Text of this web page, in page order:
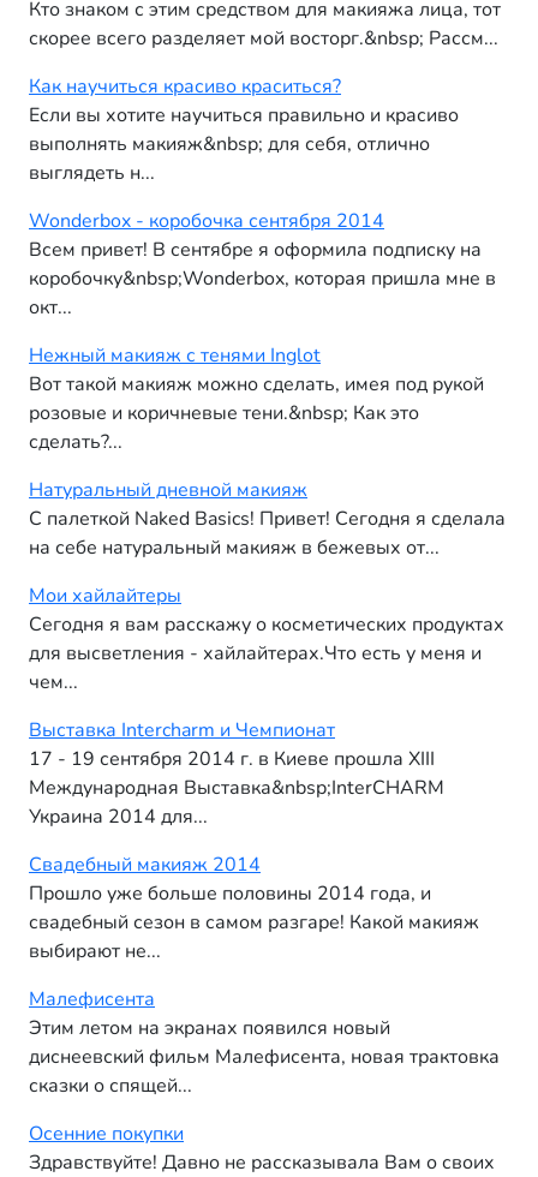
Кто знаком с этим средством для макияжа лица, тот
скорее всего разделяет мой восторг.&nbsp; Рассм...
Как научиться красиво краситься?
Если вы хотите научиться правильно и красиво
выполнять макияж&nbsp; для себя, отлично
выглядеть н...
Wonderbox - коробочка сентября 2014
Всем привет! В сентябре я оформила подписку на
коробочку&nbsp;Wonderbox, которая пришла мне в
окт...
Нежный макияж с тенями Inglot
Вот такой макияж можно сделать, имея под рукой
розовые и коричневые тени.&nbsp; Как это
сделать?...
Натуральный дневной макияж
С палеткой Naked Basics! Привет! Сегодня я сделала
на себе натуральный макияж в бежевых от...
Мои хайлайтеры
Сегодня я вам расскажу о косметических продуктах
для высветления - хайлайтерах.Что есть у меня и
чем...
Выставка Intercharm и Чемпионат
17 - 19 сентября 2014 г. в Киеве прошла ХIII
Международная Выставка&nbsp;InterCHARM
Украина 2014 для...
Свадебный макияж 2014
Прошло уже больше половины 2014 года, и
свадебный сезон в самом разгаре! Какой макияж
выбирают не...
Малефисента
Этим летом на экранах появился новый
диснеевский фильм Малефисента, новая трактовка
сказки о спящей...
Осенние покупки
Здравствуйте! Давно не рассказывала Вам о своих